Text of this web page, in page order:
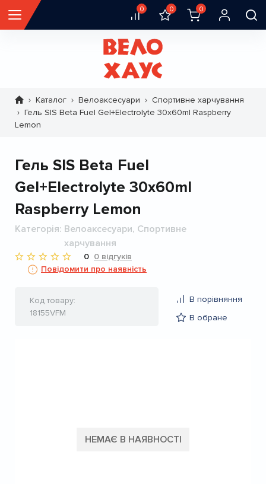
0 0 0
Рядок
навіґації
Каталог Велоаксесуари
Спортивне харчування
Гель SIS Beta Fuel Gel+Electrolyte 30x60ml Raspberry
Lemon
Гель SIS Beta Fuel
Gel+Electrolyte 30x60ml
Raspberry Lemon
Категорія Велоаксесуари, Спортивне
харчування
0 0 відгуків
Повідомити про наявність
Код товару
18155VFM
В порівняння
В обране
НЕМАЄ В НАЯВНОСТІ